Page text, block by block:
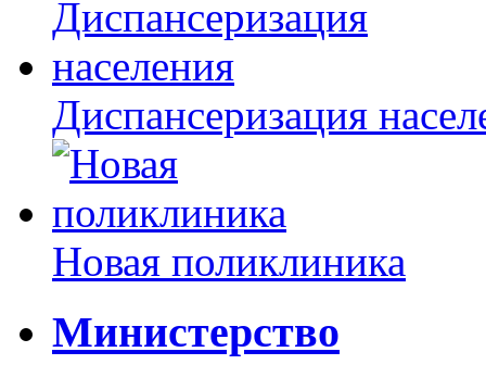
Диспансеризация
Новая поликлиника
Министерство